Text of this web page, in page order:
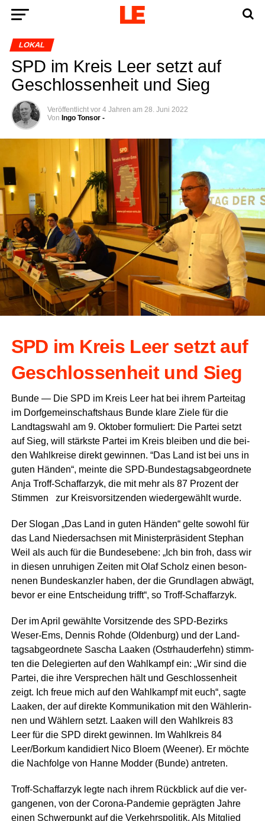
LOKAL
SPD im Kreis Leer setzt auf
Geschlos­sen­heit und Sieg
Veröffentlicht vor 4 Jahren am 28. Juni 2022
Von Ingo Tonsor -
SPD im Kreis Leer setzt auf
Geschlos­sen­heit und Sieg
Bun­de — Die SPD im Kreis Leer hat bei ihrem Par­tei­tag
im Dorf­ge­mein­schafts­haus Bun­de kla­re Zie­le für die
Land­tags­wahl am 9. Okto­ber for­mu­liert: Die Par­tei setzt
auf Sieg, will stärks­te Par­tei im Kreis blei­ben und die bei­
den Wahl­krei­se direkt gewin­nen. “Das Land ist bei uns in
guten Hän­den“, mein­te die SPD-Bun­des­tags­ab­ge­ord­ne­te
Anja Troff-Schaffar­zyk, die mit mehr als 87 Pro­zent der
Stim­men zur Kreis­vor­sit­zen­den wie­der­ge­wählt wurde.
Der Slo­gan „Das Land in guten Hän­den“ gel­te sowohl für
das Land Nie­der­sach­sen mit Minis­ter­prä­si­dent Ste­phan
Weil als auch für die Bun­des­ebe­ne: „Ich bin froh, dass wir
in die­sen unru­hi­gen Zei­ten mit Olaf Scholz einen beson­
ne­nen Bun­des­kanz­ler haben, der die Grund­la­gen abwägt,
bevor er eine Ent­schei­dung trifft“, so Troff-Schaffarzyk.
Der im April gewähl­te Vor­sit­zen­de des SPD-Bezirks
Weser-Ems, Den­nis Roh­de (Olden­burg) und der Land­
tags­ab­ge­ord­ne­te Sascha Laa­ken (Ost­rhau­der­fehn) stimm­
ten die Dele­gier­ten auf den Wahl­kampf ein: „Wir sind die
Par­tei, die ihre Ver­spre­chen hält und Geschlos­sen­heit
zeigt. Ich freue mich auf den Wahl­kampf mit euch“, sag­te
Laa­ken, der auf direk­te Kom­mu­ni­ka­ti­on mit den Wäh­le­rin­
nen und Wäh­lern setzt. Laa­ken will den Wahl­kreis 83
Leer für die SPD direkt gewin­nen. Im Wahl­kreis 84
Leer/Borkum kan­di­diert Nico Blo­em (Wee­ner). Er möch­te
die Nach­fol­ge von Han­ne Mod­der (Bun­de) antreten.
Troff-Schaffar­zyk leg­te nach ihrem Rück­blick auf die ver­
gan­ge­nen, von der Coro­na-Pan­de­mie gepräg­ten Jah­re
einen Schwer­punkt auf die Ver­kehrs­po­li­tik. Als Mit­glied